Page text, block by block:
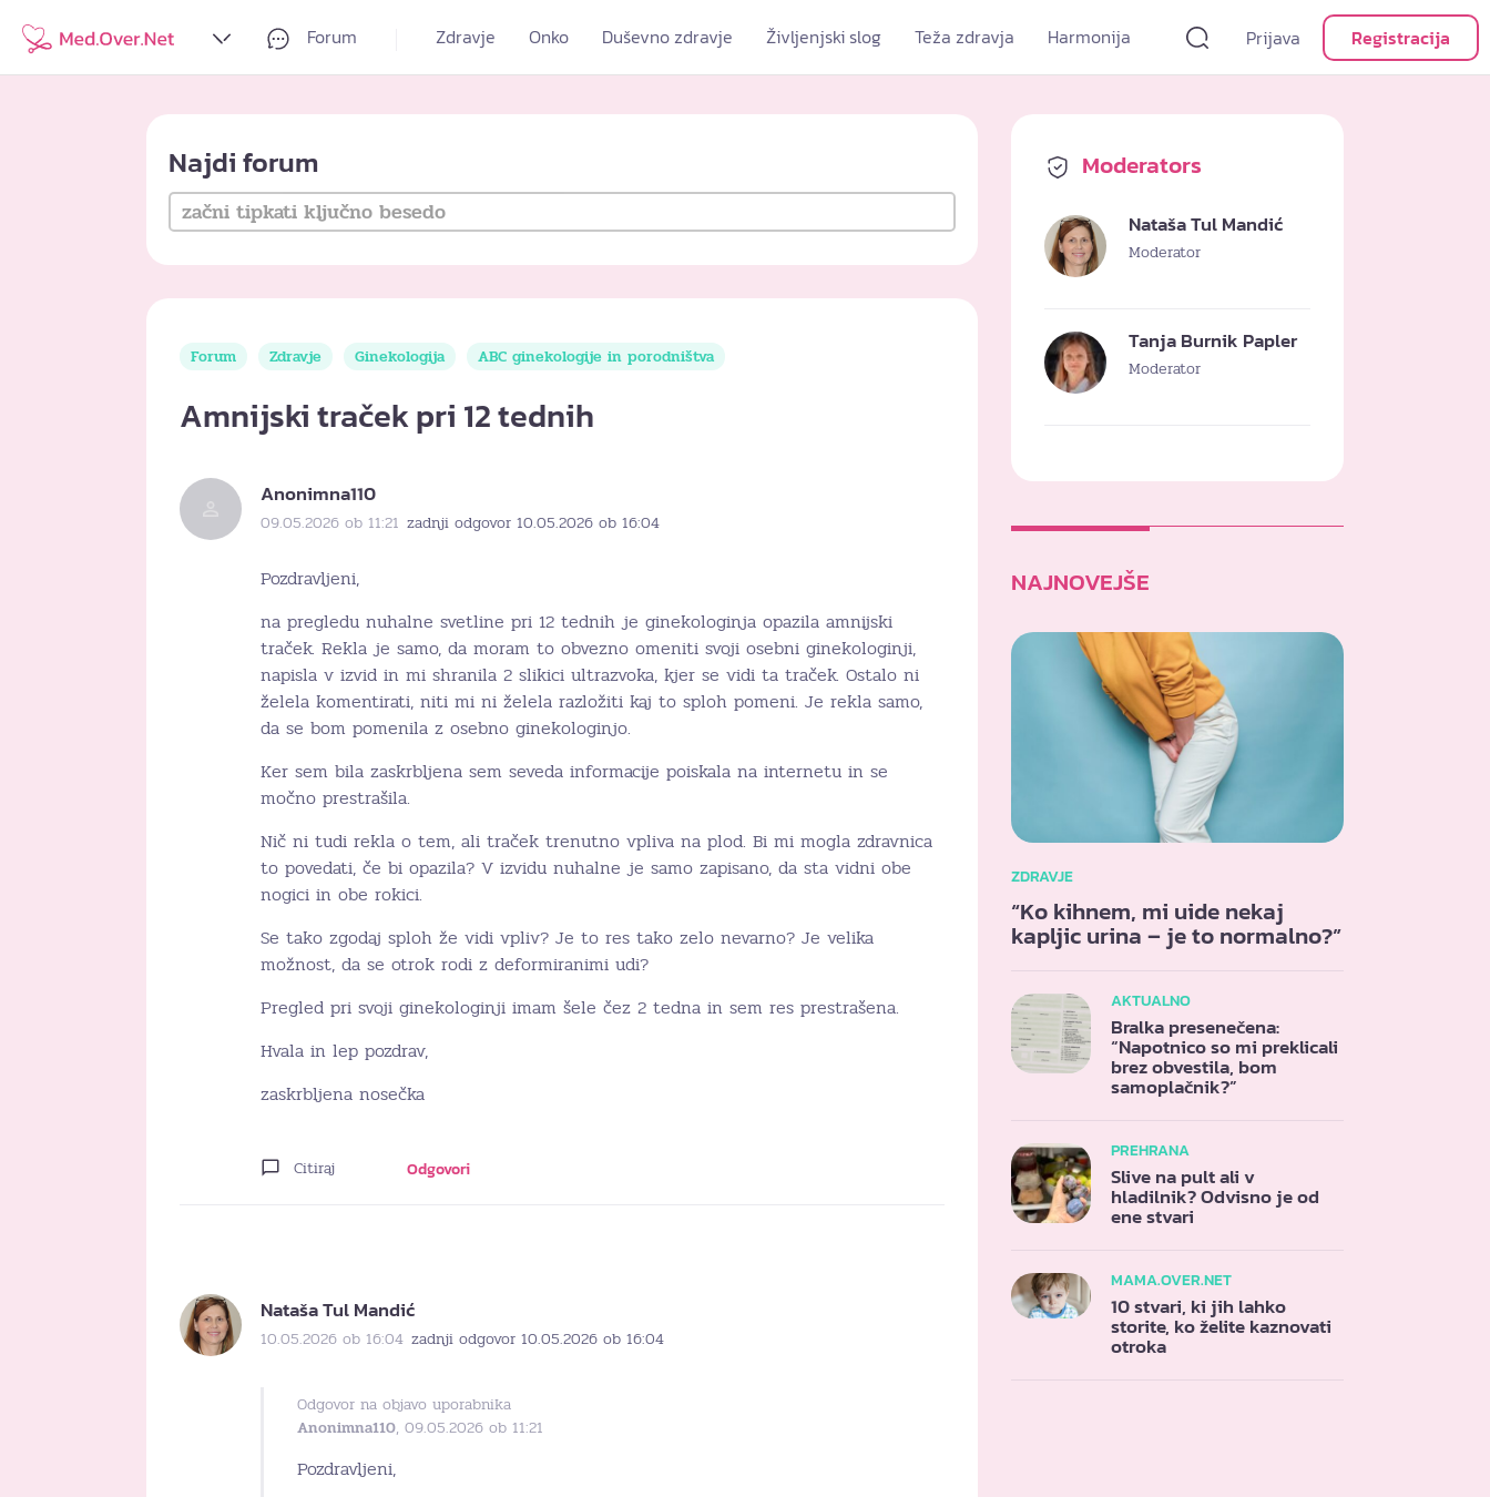
Forum Zdravje Onko Duševno zdravje Življenjski slog Teža zdravja Harmonija Prijava Registracija
Najdi forum
Forum Zdravje Ginekologija ABC ginekologije in porodništva
Amnijski traček pri 12 tednih
Anonimna110
09.05.2026 ob 11:21 zadnji odgovor 10.05.2026 ob 16:04
Pozdravljeni,
na pregledu nuhalne svetline pri 12 tednih je ginekologinja opazila amnijski
traček. Rekla je samo, da moram to obvezno omeniti svoji osebni ginekologinji,
napisla v izvid in mi shranila 2 slikici ultrazvoka, kjer se vidi ta traček. Ostalo ni
želela komentirati, niti mi ni želela razložiti kaj to sploh pomeni. Je rekla samo,
da se bom pomenila z osebno ginekologinjo.
Ker sem bila zaskrbljena sem seveda informacije poiskala na internetu in se
močno prestrašila.
Nič ni tudi rekla o tem, ali traček trenutno vpliva na plod. Bi mi mogla zdravnica
to povedati, če bi opazila? V izvidu nuhalne je samo zapisano, da sta vidni obe
nogici in obe rokici.
Se tako zgodaj sploh že vidi vpliv? Je to res tako zelo nevarno? Je velika
možnost, da se otrok rodi z deformiranimi udi?
Pregled pri svoji ginekologinji imam šele čez 2 tedna in sem res prestrašena.
Hvala in lep pozdrav,
zaskrbljena nosečka
Citiraj Odgovori
Nataša Tul Mandić
10.05.2026 ob 16:04 zadnji odgovor 10.05.2026 ob 16:04
Odgovor na objavo uporabnika
Anonimna110, 09.05.2026 ob 11:21
Pozdravljeni,
Moderators
Nataša Tul Mandić
Moderator
Tanja Burnik Papler
Moderator
NAJNOVEJŠE
ZDRAVJE
“Ko kihnem, mi uide nekaj
kapljic urina – je to normalno?”
AKTUALNO
Bralka presenečena:
“Napotnico so mi preklicali
brez obvestila, bom
samoplačnik?”
PREHRANA
Slive na pult ali v
hladilnik? Odvisno je od
ene stvari
MAMA.OVER.NET
10 stvari, ki jih lahko
storite, ko želite kaznovati
otroka